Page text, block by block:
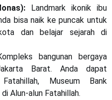
Landmark ikonik ibu
bisa naik ke puncak untuk
dan belajar sejarah di
bangunan bergaya
Barat. Anda dapat
Museum Bank
Alun-alun Fatahillah.